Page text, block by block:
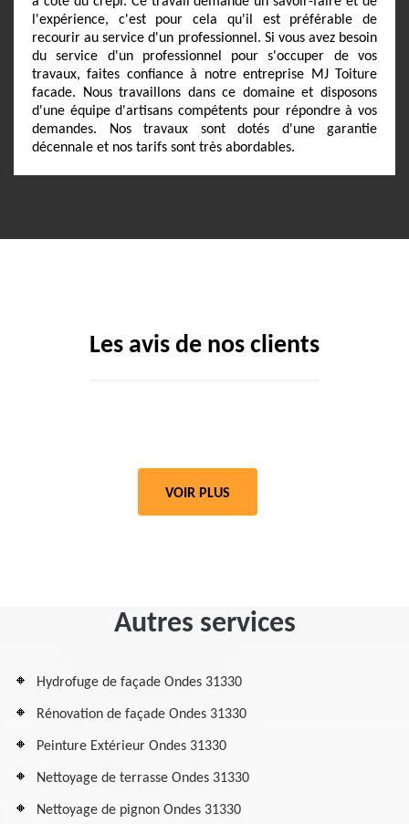
l'expérience, c'est pour cela qu'il est préférable de
recourir au service d'un professionnel. Si vous avez besoin
du service d'un professionnel pour s'occuper de vos
travaux, faites confiance à notre entreprise MJ Toiture
facade. Nous travaillons dans ce domaine et disposons
d'une équipe d'artisans compétents pour répondre à vos
demandes. Nos travaux sont dotés d'une garantie
décennale et nos tarifs sont très abordables.
Les avis de nos clients
VOIR PLUS
Autres services
Hydrofuge de façade Ondes 31330
Rénovation de façade Ondes 31330
Peinture Extérieur Ondes 31330
Nettoyage de terrasse Ondes 31330
Nettoyage de pignon Ondes 31330